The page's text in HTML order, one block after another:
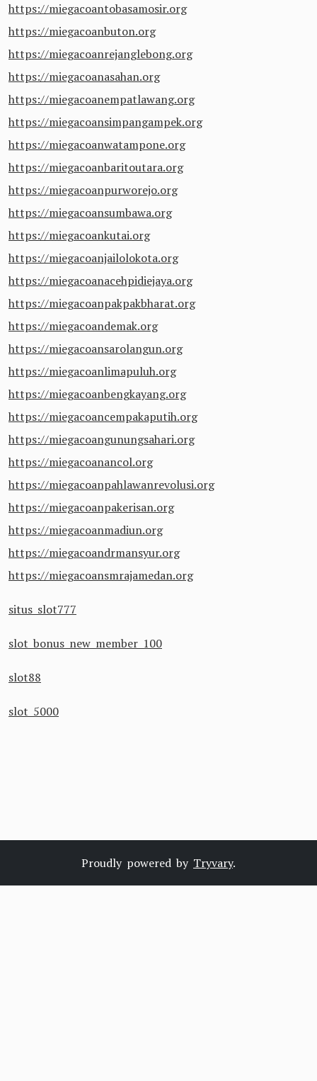
https://miegacoantobasamosir.org
https://miegacoanbuton.org
https://miegacoanrejanglebong.org
https://miegacoanasahan.org
https://miegacoanempatlawang.org
https://miegacoansimpangampek.org
https://miegacoanwatampone.org
https://miegacoanbaritoutara.org
https://miegacoanpurworejo.org
https://miegacoansumbawa.org
https://miegacoankutai.org
https://miegacoanjailolokota.org
https://miegacoanacehpidiejaya.org
https://miegacoanpakpakbharat.org
https://miegacoandemak.org
https://miegacoansarolangun.org
https://miegacoanlimapuluh.org
https://miegacoanbengkayang.org
https://miegacoancempakaputih.org
https://miegacoangunungsahari.org
https://miegacoanancol.org
https://miegacoanpahlawanrevolusi.org
https://miegacoanpakerisan.org
https://miegacoanmadiun.org
https://miegacoandrmansyur.org
https://miegacoansmrajamedan.org
situs slot777
slot bonus new member 100
slot88
slot 5000
Proudly powered by Tryvary.